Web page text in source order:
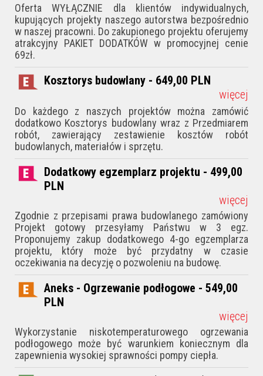
Oferta WYŁĄCZNIE dla klientów indywidualnych,
kupujących projekty naszego autorstwa bezpośrednio
w naszej pracowni. Do zakupionego projektu oferujemy
atrakcyjny PAKIET DODATKÓW w promocyjnej cenie
69zł.
Kosztorys budowlany - 649,00 PLN
więcej
Do każdego z naszych projektów można zamówić
dodatkowo Kosztorys budowlany wraz z Przedmiarem
robót, zawierający zestawienie kosztów robót
budowlanych, materiałów i sprzętu.
Dodatkowy egzemplarz projektu - 499,00
PLN
więcej
Zgodnie z przepisami prawa budowlanego zamówiony
Projekt gotowy przesyłamy Państwu w 3 egz.
Proponujemy zakup dodatkowego 4-go egzemplarza
projektu, który może być przydatny w czasie
oczekiwania na decyzję o pozwoleniu na budowę.
Aneks - Ogrzewanie podłogowe - 549,00
PLN
więcej
Wykorzystanie niskotemperaturowego ogrzewania
podłogowego może być warunkiem koniecznym dla
zapewnienia wysokiej sprawności pompy ciepła.